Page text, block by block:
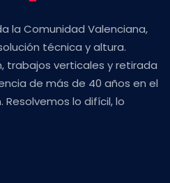
la Comunidad Valenciana,
técnica y altura.
trabajos verticales y retirada
de más de 40 años en el
lo difícil, lo